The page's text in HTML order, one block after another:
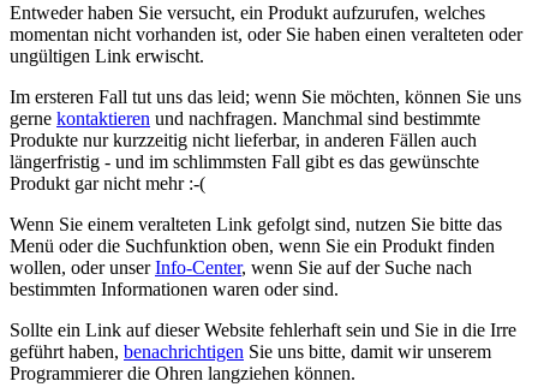
Entweder haben Sie versucht, ein Produkt aufzurufen, welches
momentan nicht vorhanden ist, oder Sie haben einen veralteten oder
ungültigen Link erwischt.
Im ersteren Fall tut uns das leid; wenn Sie möchten, können Sie uns
gerne kontaktieren und nachfragen. Manchmal sind bestimmte
Produkte nur kurzzeitig nicht lieferbar, in anderen Fällen auch
längerfristig - und im schlimmsten Fall gibt es das gewünschte
Produkt gar nicht mehr :-(
Wenn Sie einem veralteten Link gefolgt sind, nutzen Sie bitte das
Menü oder die Suchfunktion oben, wenn Sie ein Produkt finden
wollen, oder unserInfo-Center, wenn Sie auf der Suche nach
bestimmten Informationen waren oder sind.
Sollte ein Link auf dieser Website fehlerhaft sein und Sie in die Irre
geführt haben, benachrichtigen Sie uns bitte, damit wir unserem
Programmierer die Ohren langziehen können.